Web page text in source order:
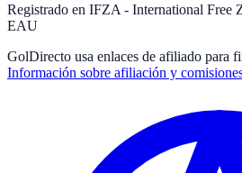
Registrado en IFZA - International Free
EAU
GolDirecto usa enlaces de afiliado para
Información sobre afiliación y